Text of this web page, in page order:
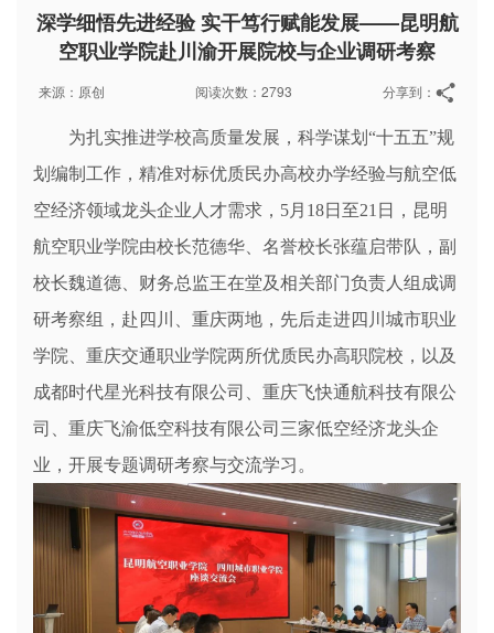
深学细悟先进经验 实干笃行赋能发展——昆明航
空职业学院赴川渝开展院校与企业调研考察
来源：原创 阅读次数：2793 分享到：
为扎实推进学校高质量发展，科学谋划“十五五”规
划编制工作，精准对标优质民办高校办学经验与航空低
空经济领域龙头企业人才需求，5月18日至21日，昆明
航空职业学院由校长范德华、名誉校长张蕴启带队，副
校长魏道德、财务总监王在堂及相关部门负责人组成调
研考察组，赴四川、重庆两地，先后走进四川城市职业
学院、重庆交通职业学院两所优质民办高职院校，以及
成都时代星光科技有限公司、重庆飞快通航科技有限公
司、重庆飞渝低空科技有限公司三家低空经济龙头企
业，开展专题调研考察与交流学习。